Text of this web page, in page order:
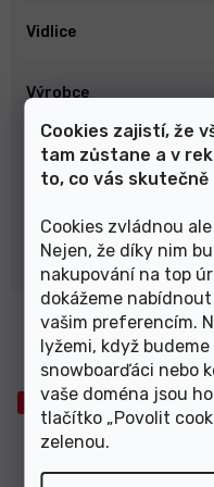
Cookies zajistí, že
tam zůstane a v
to, co vás skutečně
Cookies zvládnou
Nejen, že díky nim
nakupování na top
dokážeme
vašim preferencím.
lyžemi, když
snowboarďáci nebo
vaše doména jsou
tlačítko „Povolit
zelenou.
Vidlice
Výrobce
Zdvih vidlice
s
Výprodej
Elektrokolo CTM Ruby
švestková červená /
2022 - II. Jakost